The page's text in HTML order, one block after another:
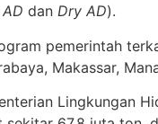
dan Dry AD).
pemerintah
Makassar,
Lingkungan